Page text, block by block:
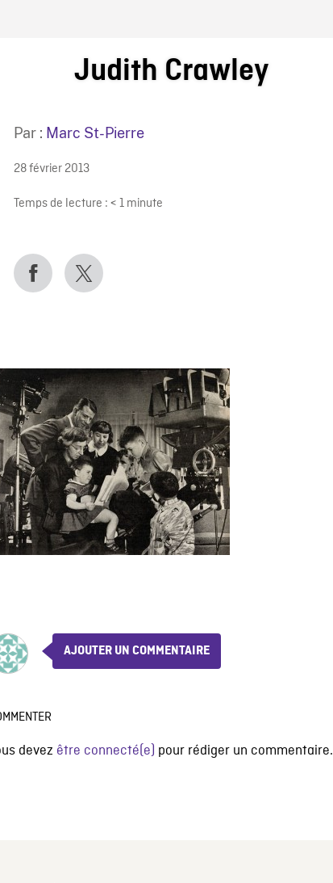
ONF
Judith Crawley
Par : Marc St-Pierre
28 février 2013
Temps de lecture : < 1 minute
AJOUTER UN COMMENTAIRE
devez être connecté(e) pour rédiger un commentaire.